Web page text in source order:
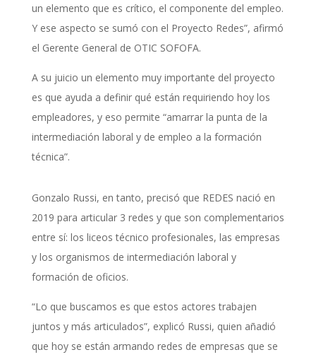
un elemento que es crítico, el componente del empleo.
Y ese aspecto se sumó con el Proyecto Redes”, afirmó
el Gerente General de OTIC SOFOFA.
A su juicio un elemento muy importante del proyecto
es que ayuda a definir qué están requiriendo hoy los
empleadores, y eso permite “amarrar la punta de la
intermediación laboral y de empleo a la formación
técnica”.
Gonzalo Russi, en tanto, precisó que REDES nació en
2019 para articular 3 redes y que son complementarios
entre sí: los liceos técnico profesionales, las empresas
y los organismos de intermediación laboral y
formación de oficios.
“Lo que buscamos es que estos actores trabajen
juntos y más articulados”, explicó Russi, quien añadió
que hoy se están armando redes de empresas que se